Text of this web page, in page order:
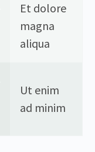
Et dolore
magna
aliqua
Ut enim
ad minim